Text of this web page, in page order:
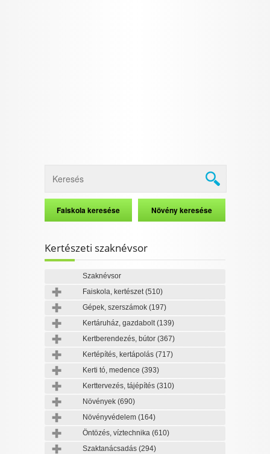
Kertészeti szaknévsor
Szaknévsor
Faiskola, kertészet(510)
Gépek, szerszámok (197)
Kertáruház, gazdabolt(139)
Kertberendezés, bútor (367)
Kertépítés, kertápolás (717)
Kerti tó, medence (393)
Kerttervezés, tájépítés (310)
Növények (690)
Növényvédelem (164)
Öntözés, víztechnika (610)
Szaktanácsadás (294)